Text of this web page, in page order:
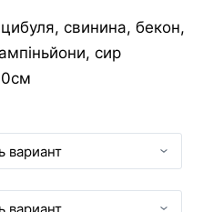
свинина, бекон,
сир